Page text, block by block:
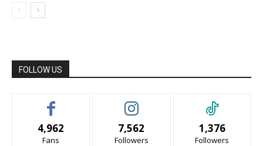
FOLLOW US
4,962
Fans
7,562
Followers
1,376
Followers